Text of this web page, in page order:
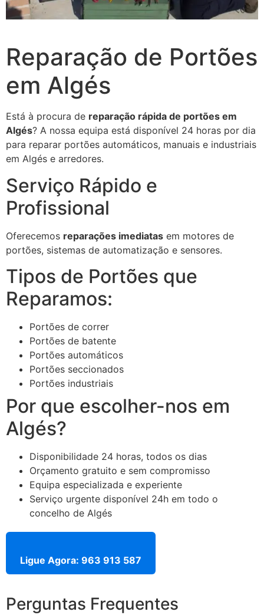
Reparação de Portões
em Algés
Está à procura de reparação rápida de portões em
Algés? A nossa equipa está disponível 24 horas por dia
para reparar portões automáticos, manuais e industriais
em Algés e arredores.
Serviço Rápido e
Profissional
Oferecemos reparações imediatas em motores de
portões, sistemas de automatização e sensores.
Tipos de Portões que
Reparamos:
Portões de correr
Portões de batente
Portões automáticos
Portões seccionados
Portões industriais
Por que escolher-nos em
Algés?
Disponibilidade 24 horas, todos os dias
Orçamento gratuito e sem compromisso
Equipa especializada e experiente
Serviço urgente disponível 24h em todo o
concelho de Algés
Ligue Agora: 963 913 587
Perguntas Frequentes